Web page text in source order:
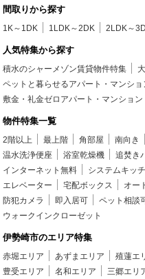
間取りから探す
1K～1DK 1LDK～2DK 2LDK～
人気特集から探す
積水のシャーメゾン賃貸物件特集
ペットと暮らせるアパート・マンショ
敷金・礼金ゼロアパート・マンション
物件特集一覧
2階以上 最上階 角部屋 南向き
温水洗浄便座
浴室乾燥機 追焚き
インターネット無料
システムキッ
エレベーター
宅配ボックス オー
防犯カメラ
即入居可 ペット相談
ウォークインクローゼット
伊勢崎市のエリア特集
赤堀エリア あずまエリア 殖蓮エ
豊受エリア
名和エリア 三郷エリ